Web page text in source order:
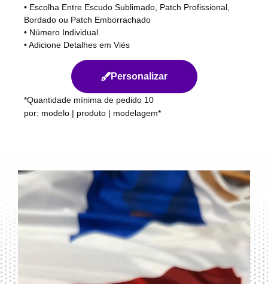
• Escolha Entre Escudo Sublimado, Patch Profissional,
Bordado ou Patch Emborrachado
• Número Individual
• Adicione Detalhes em Viés
Personalizar
*Quantidade mínima de pedido 10
por: modelo | produto | modelagem*